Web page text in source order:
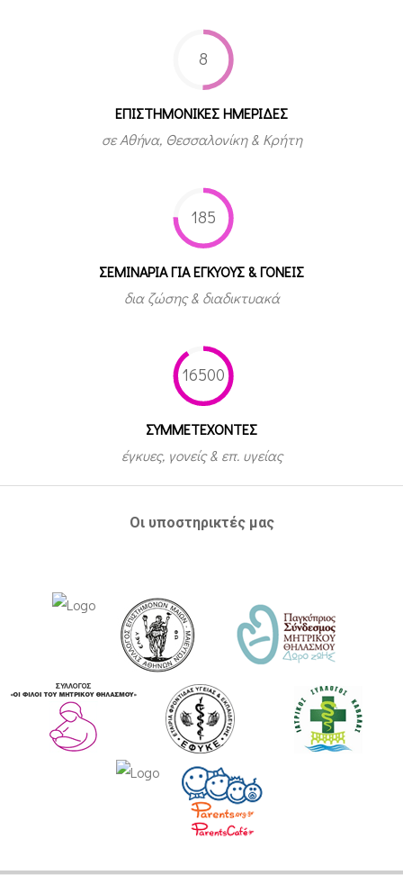
8
ΕΠΙΣΤΗΜΟΝΙΚΕΣ ΗΜΕΡΙΔΕΣ
σε Αθήνα, Θεσσαλονίκη & Κρήτη
185
ΣΕΜΙΝΑΡΙΑ ΓΙΑ ΕΓΚΥΟΥΣ & ΓΟΝΕΙΣ
δια ζώσης & διαδικτυακά
16500
ΣΥΜΜΕΤEΧΟΝΤΕΣ
έγκυες, γονείς & επ. υγείας
Οι υποστηρικτές μας